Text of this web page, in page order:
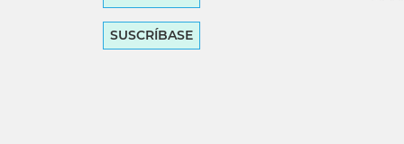
SUSCRÍBASE